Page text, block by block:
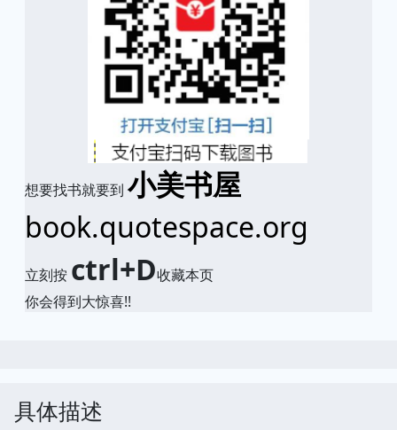
想要找书就要到 小美书屋
book.quotespace.org
立刻按 ctrl+D收藏本页
你会得到大惊喜!!
具体描述